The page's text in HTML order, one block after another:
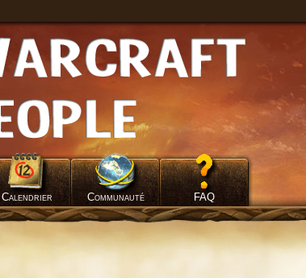
Calendrier Communauté FAQ